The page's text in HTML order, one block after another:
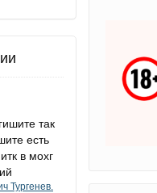
так
есть
в мохг
Тургенев.